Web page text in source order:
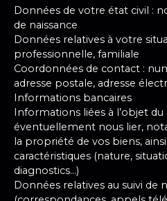
Données de votre état civil :
de naissance
Données relatives à votre
professionnelle, familiale
Coordonnées de contact :
adresse postale, adresse
Informations bancaires
Informations liées à l’objet
éventuellement nous lier,
la propriété de vos biens, ainsi
caractéristiques (nature,
diagnostics…)
Données relatives au suivi de